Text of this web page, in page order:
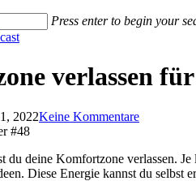
Press enter to begin your
verlassen
2022Keine Kommentare
du deine Komfortzone verlassen.
Diese Energie kannst du selbst